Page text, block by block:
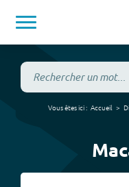
Vous êtes ici : Accueil